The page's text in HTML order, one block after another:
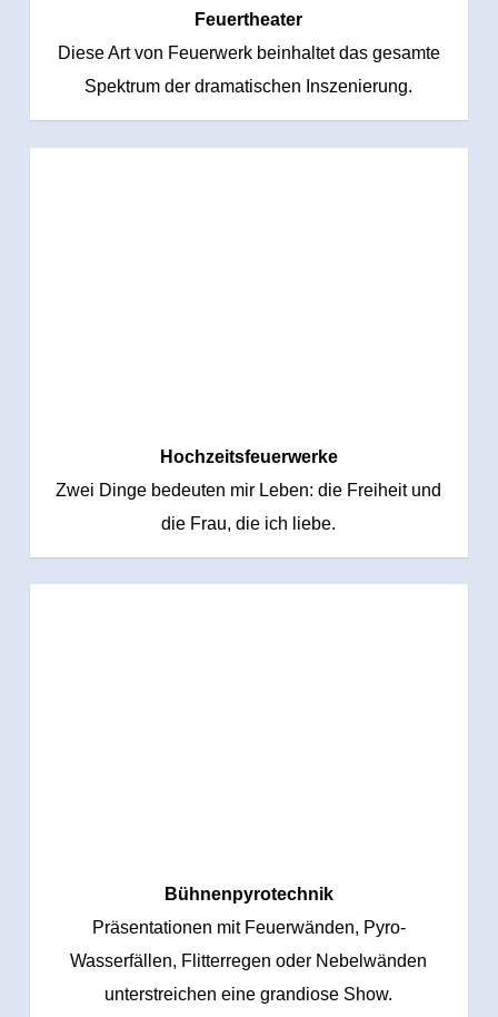
Feuertheater
Diese Art von Feuerwerk beinhaltet das gesamte
Spektrum der dramatischen Inszenierung.
Hochzeitsfeuerwerke
Zwei Dinge bedeuten mir Leben: die Freiheit und
die Frau, die ich liebe.
Bühnenpyrotechnik
Präsentationen mit Feuerwänden, Pyro-
Wasserfällen, Flitterregen oder Nebelwänden
unterstreichen eine grandiose Show.